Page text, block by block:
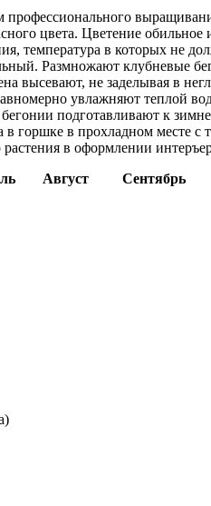
цвета. Цветение обильное
температура в которых не
Размножают клубневые
высевают, не заделывая в
увлажняют теплой
бегонии подготавливают к
в прохладном месте с
в оформлении
Август Сентябрь